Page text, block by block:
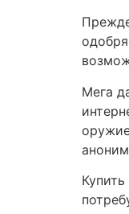
Мега